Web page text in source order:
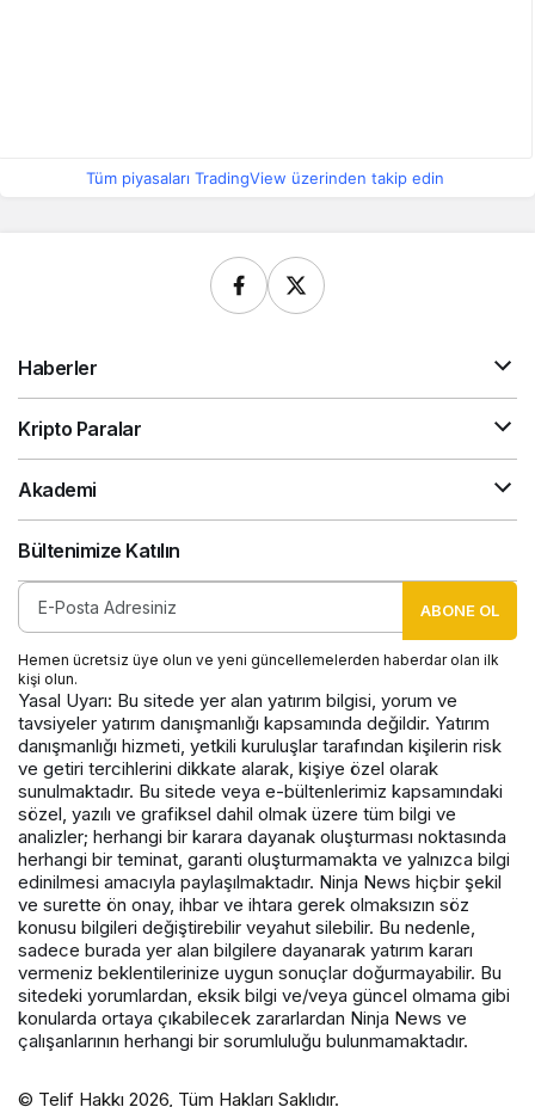
Tüm piyasaları TradingView üzerinden takip edin
Haberler
Kripto Paralar
Akademi
Bültenimize Katılın
ABONE OL
Hemen ücretsiz üye olun ve yeni güncellemelerden haberdar olan ilk
kişi olun.
Yasal Uyarı: Bu sitede yer alan yatırım bilgisi, yorum ve
tavsiyeler yatırım danışmanlığı kapsamında değildir. Yatırım
danışmanlığı hizmeti, yetkili kuruluşlar tarafından kişilerin risk
ve getiri tercihlerini dikkate alarak, kişiye özel olarak
sunulmaktadır. Bu sitede veya e-bültenlerimiz kapsamındaki
sözel, yazılı ve grafiksel dahil olmak üzere tüm bilgi ve
analizler; herhangi bir karara dayanak oluşturması noktasında
herhangi bir teminat, garanti oluşturmamakta ve yalnızca bilgi
edinilmesi amacıyla paylaşılmaktadır. Ninja News hiçbir şekil
ve surette ön onay, ihbar ve ihtara gerek olmaksızın söz
konusu bilgileri değiştirebilir veyahut silebilir. Bu nedenle,
sadece burada yer alan bilgilere dayanarak yatırım kararı
vermeniz beklentilerinize uygun sonuçlar doğurmayabilir. Bu
sitedeki yorumlardan, eksik bilgi ve/veya güncel olmama gibi
konularda ortaya çıkabilecek zararlardan Ninja News ve
çalışanlarının herhangi bir sorumluluğu bulunmamaktadır.
© Telif Hakkı 2026, Tüm Hakları Saklıdır.